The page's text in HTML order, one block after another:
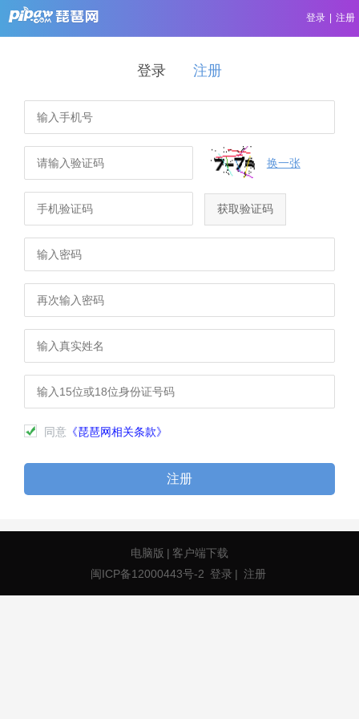
登录 注册
登录 注册
换一张
获取验证码
同意 《琵琶网相关条款》
注册
电脑版 | 客户端下载
闽ICP备12000443号-2 登录 | 注册